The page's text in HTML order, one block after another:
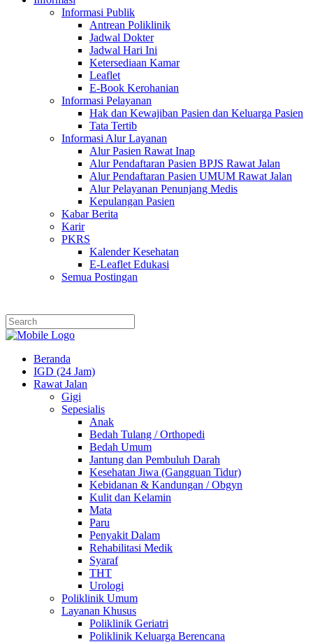
Informasi Publik
Antrean Poliklinik
Jadwal Dokter
Jadwal Hari Ini
Ketersediaan Kamar
Leaflet
E-Book Kerohanian
Informasi Pelayanan
Hak dan Kewajiban Pasien dan Keluarga Pasien
Tata Tertib
Informasi Alur Layanan
Alur Pasien Rawat Inap
Alur Pendaftaran Pasien BPJS Rawat Jalan
Alur Pendaftaran Pasien UMUM Rawat Jalan
Alur Pelayanan Penunjang Medis
Kepulangan Pasien
Kabar Berita
Karir
PKRS
Kalender Kesehatan
E-Leaflet Edukasi
Semua Postingan
Beranda
IGD (24 Jam)
Rawat Jalan
Gigi
Sepesialis
Anak
Bedah Tulang / Orthopedi
Bedah Umum
Jantung dan Pembuluh Darah
Kesehatan Jiwa (Gangguan Tidur)
Kebidanan & Kandungan / Obgyn
Kulit dan Kelamin
Mata
Paru
Penyakit Dalam
Rehabilitasi Medik
Syaraf
THT
Urologi
Poliklinik Umum
Layanan Khusus
Poliklinik Geriatri
Poliklinik Keluarga Berencana